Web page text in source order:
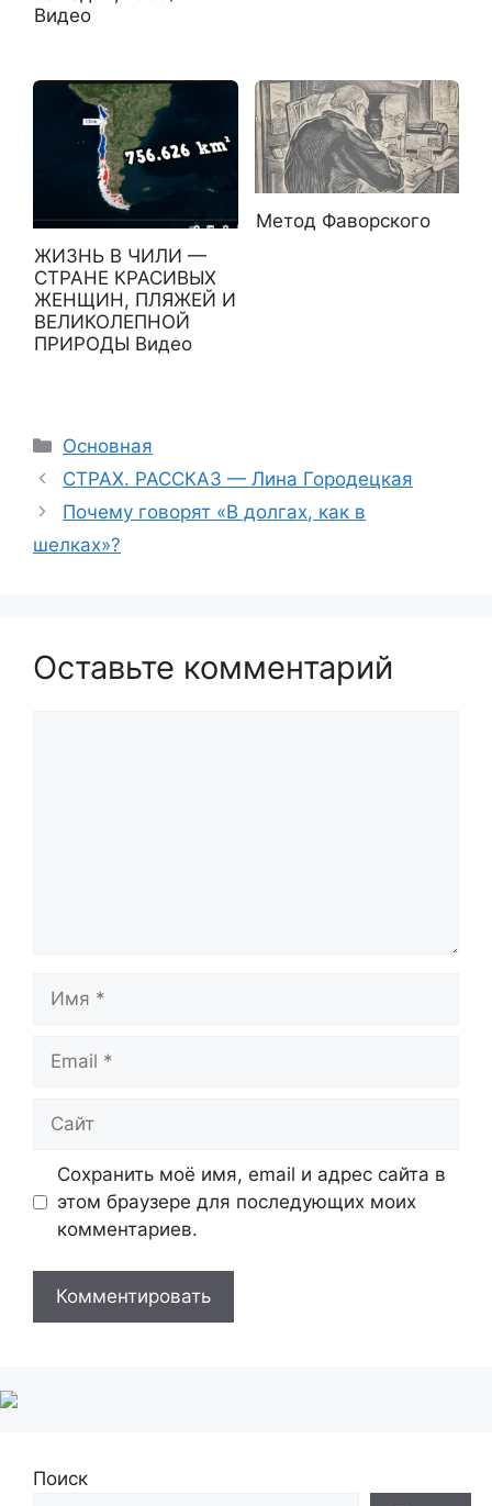
Видео
ЖИЗНЬ В ЧИЛИ —
СТРАНЕ КРАСИВЫХ
ЖЕНЩИН, ПЛЯЖЕЙ И
ВЕЛИКОЛЕПНОЙ
ПРИРОДЫ Видео
Метод Фаворского
Рубрики
Основная
СТРАХ. РАССКАЗ — Лина Городецкая
Почему говорят «В долгах, как в
шелках»?
Оставьте комментарий
Сохранить моё имя, email и адрес сайта в
этом браузере для последующих моих
комментариев.
Поиск